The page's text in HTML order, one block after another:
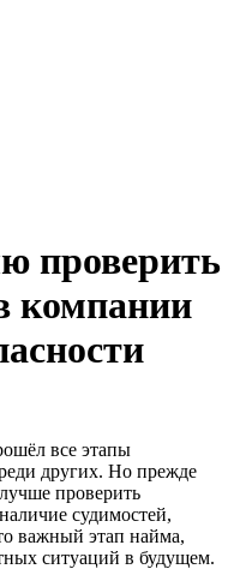
проверить
компании
все этапы
других. Но прежде
проверить
судимостей,
важный этап найма,
ситуаций в будущем.